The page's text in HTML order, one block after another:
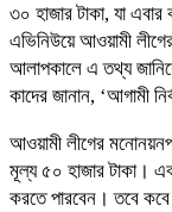
৩০ হাজার টাকা, যা এবার
এভিনিউয়ে আওয়ামী লীগের
আলাপকালে এ তথ্য
কাদের জানান, ‘আগামী
আওয়ামী লীগের
মূল্য ৫০ হাজার টাকা।
করতে পারবেন। তবে